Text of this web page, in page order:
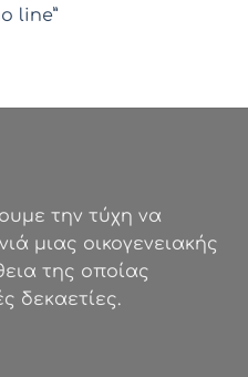
line”
την τύχη να
μιας οικογενειακής
της οποίας
δεκαετίες.